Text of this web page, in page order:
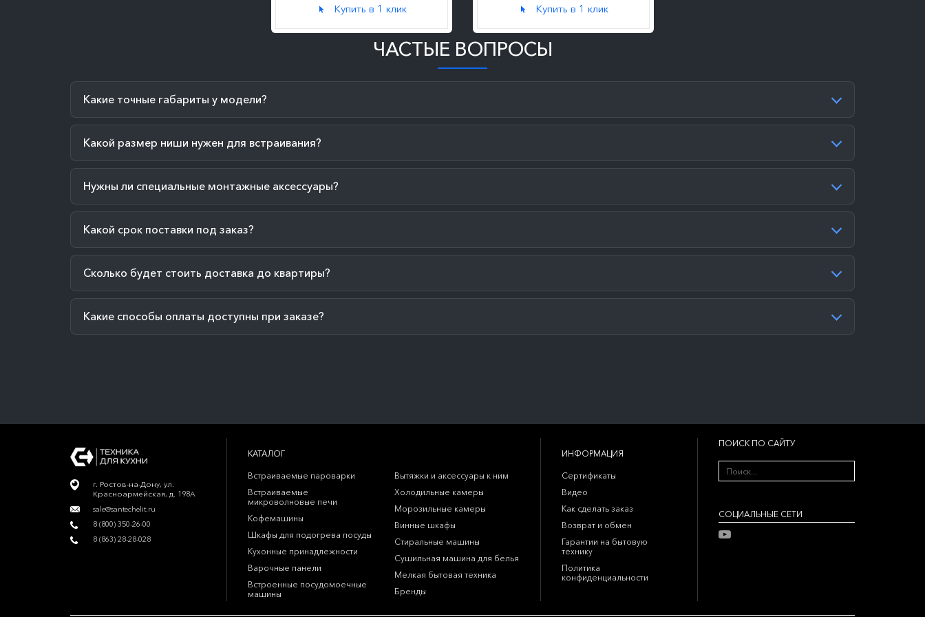
Купить в 1 клик Купить в 1 клик
ЧАСТЫЕ ВОПРОСЫ
Какие точные габариты у модели?
Какой размер ниши нужен для встраивания?
Нужны ли специальные монтажные аксессуары?
Какой срок поставки под заказ?
Сколько будет стоить доставка до квартиры?
Какие способы оплаты доступны при заказе?
г. Ростов-на-Дону, ул.
Красноармейская, д. 198А
sale@santechelit.ru
8 (800) 350-26-00
8 (863) 28-28-028
КАТАЛОГ
Встраиваемые пароварки
Встраиваемые
микроволновые печи
Кофемашины
Шкафы для подогрева посуды
Кухонные принадлежности
Варочные панели
Встроенные посудомоечные
машины
Вытяжки и аксессуары к ним
Холодильные камеры
Морозильные камеры
Винные шкафы
Стиральные машины
Сушильная машина для белья
Мелкая бытовая техника
Бренды
ИНФОРМАЦИЯ
Сертификаты
Видео
Как сделать заказ
Возврат и обмен
Гарантии на бытовую
технику
Политика
конфиденциальности
ПОИСК ПО САЙТУ
CОЦИАЛЬНЫЕ СЕТИ